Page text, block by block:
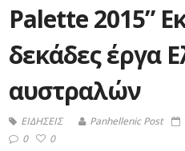
Palette 2015”
δεκάδες έργα
αυστραλών
ΕΙΔΗΣΕΙΣ Panhellenic Post
0
0